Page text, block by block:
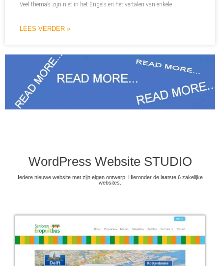
Veel thema’s zijn niet in het Engels en het vertalen van enkele
LEES VERDER »
WordPress Website STUDIO
Iedere nieuwe website met zijn eigen ontwerp. Hieronder de laatste 6 zakelijke
websites.